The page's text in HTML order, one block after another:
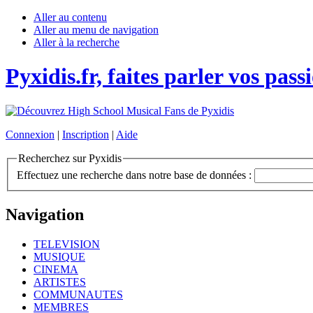
Aller au contenu
Aller au menu de navigation
Aller à la recherche
Pyxidis.fr, faites parler vos
Connexion | Inscription | Aide
Recherchez sur Pyxidis
Effectuez une recherche dans notre base de données :
Navigation
TELEVISION
MUSIQUE
CINEMA
ARTISTES
COMMUNAUTES
MEMBRES